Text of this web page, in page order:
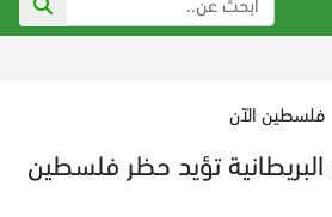
فلسطين الآن
تؤيد حظر فلسطين